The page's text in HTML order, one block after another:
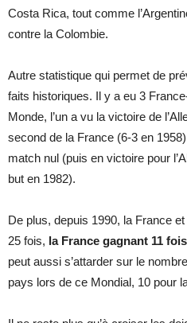
Costa Rica, tout comme
contre la Colombie.
Autre statistique qui permet de
faits historiques. Il y a eu 3
Monde, l’un a vu la victoire de
second de la France (6-3 en
match nul (puis en victoire pour
but en 1982).
De plus, depuis 1990, la France
25 fois, la France gagnant 11
peut aussi s’attarder sur le
pays lors de ce Mondial, 10 pour